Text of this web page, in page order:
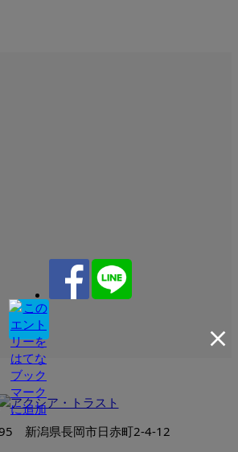
新潟県長岡市日赤町2-4-12